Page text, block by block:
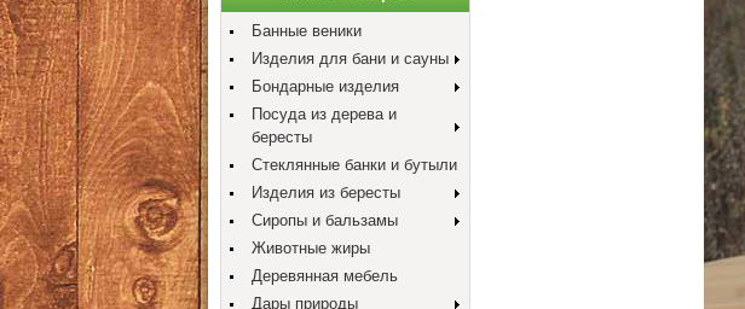
Банные веники
Изделия для бани и сауны
Бондарные изделия
Посуда из дерева и
бересты
Стеклянные банки и бутыли
Изделия из бересты
Сиропы и бальзамы
Животные жиры
Деревянная мебель
Дары природы